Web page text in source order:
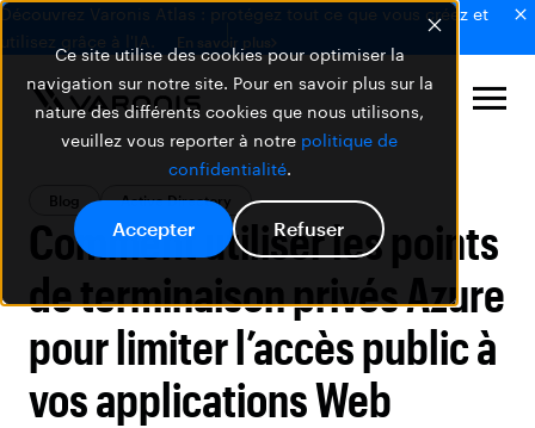
Ce site utilise des cookies pour optimiser la
navigation sur notre site. Pour en savoir plus sur la
nature des différents cookies que nous utilisons,
veuillez vous reporter à notre politique de
confidentialité.
Accepter Refuser
Découvrez Varonis Atlas : protégez tout ce que vous créez et
utilisez grâce à l'IA.
En savoir plus
Blog Active Directory
Comment utiliser les points
de terminaison privés Azure
pour limiter l’accès public à
vos applications Web